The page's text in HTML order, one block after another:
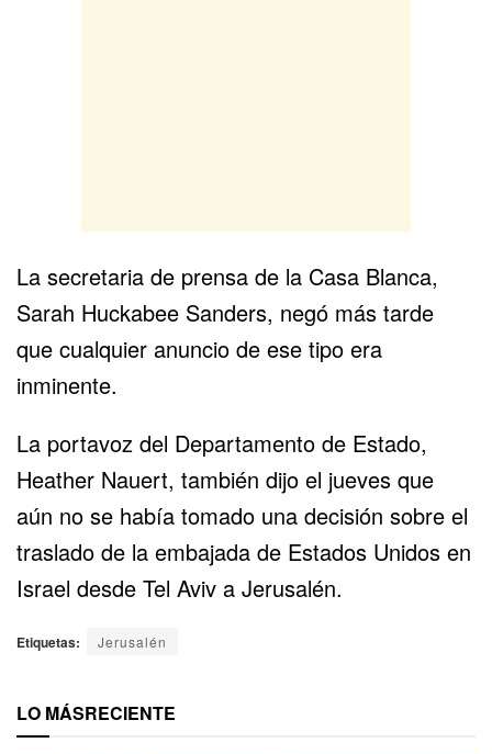
La secretaria de prensa de la Casa Blanca,
Sarah Huckabee Sanders, negó más tarde
que cualquier anuncio de ese tipo era
inminente.
La portavoz del Departamento de Estado,
Heather Nauert, también dijo el jueves que
aún no se había tomado una decisión sobre el
traslado de la embajada de Estados Unidos en
Israel desde Tel Aviv a Jerusalén.
Etiquetas: Jerusalén
LO MÁSRECIENTE